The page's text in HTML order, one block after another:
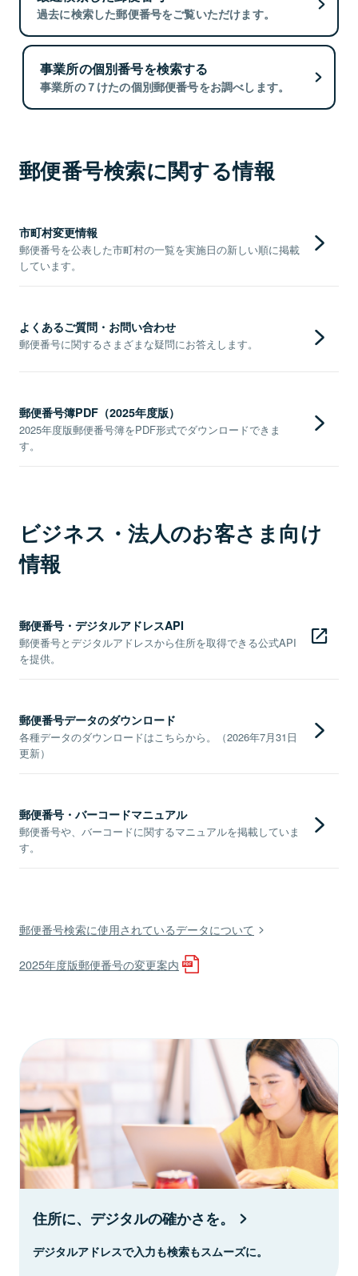
過去に検索した郵便番号をご覧いただけます。
事業所の個別番号を検索する
事業所の７けたの個別郵便番号をお調べします。
郵便番号検索に関する情報
市町村変更情報
郵便番号を公表した市町村の一覧を実施日の新しい順に掲載
しています。
よくあるご質問・お問い合わせ
郵便番号に関するさまざまな疑問にお答えします。
郵便番号簿PDF（2025年度版）
2025年度版郵便番号簿をPDF形式でダウンロードできま
す。
ビジネス・法人のお客さま向け
情報
郵便番号・デジタルアドレスAPI
郵便番号とデジタルアドレスから住所を取得できる公式API
を提供。
郵便番号データのダウンロード
各種データのダウンロードはこちらから。（2026年7月31日
更新）
郵便番号・バーコードマニュアル
郵便番号や、バーコードに関するマニュアルを掲載していま
す。
郵便番号検索に使用されているデータについて
2025年度版郵便番号の変更案内
住所に、デジタルの確かさを。
デジタルアドレスで入力も検索もスムーズに。